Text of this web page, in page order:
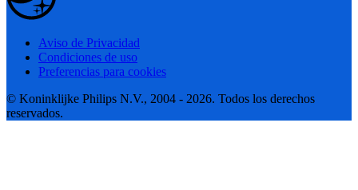
Aviso de Privacidad
Condiciones de uso
Preferencias para cookies
© Koninklijke Philips N.V., 2004 - 2026. Todos los derechos
reservados.